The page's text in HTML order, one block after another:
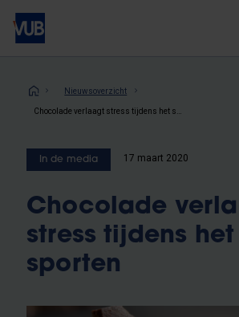
Overslaan
naar
inhoudKruimelpad
Nieuwsoverzicht
In de media 17 maart 2020
Chocolade
stress tijdens het
sporten